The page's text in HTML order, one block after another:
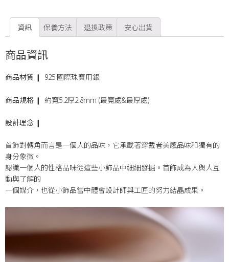
資訊 保養方法 退換政策 安心出貨
商品資訊
商品材質 ❙ 925 國際珠寶用銀
商品規格 ❙ 約寬5.2厚2.8mm (最寬處&最厚處)
設計理念 ❙
首飾對轉角而言是一個人的品味，它承載著穿戴者美感品味和獨有的
身分象徵。
認識一個人的性格品味從這些小飾品中細細發掘。首飾成為人與人互
動與了解的
一個媒介，也從小飾品當中體會設計師與工匠的努力結晶成果。